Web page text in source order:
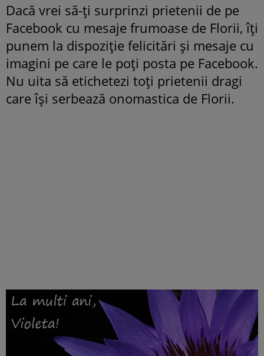
Dacă vrei să-ți surprinzi prietenii de pe
Facebook cu mesaje frumoase de Florii, îți
punem la dispoziție felicitări și mesaje cu
imagini pe care le poți posta pe Facebook.
Nu uita să etichetezi toți prietenii dragi
care își serbează onomastica de Florii.